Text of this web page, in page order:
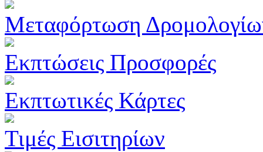
Μεταφόρτωση
Εκπτώσεις Προσφορές
Εκπτωτικές Κάρτες
Τιμές Εισιτηρίων